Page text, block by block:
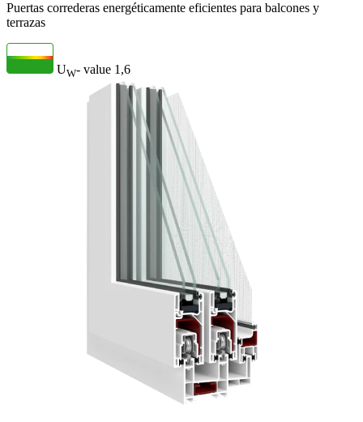
Puertas correderas energéticamente eficientes para balcones y
terrazas
UW- value 1,6